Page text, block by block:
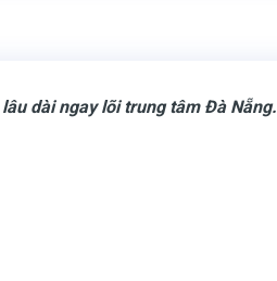
dài ngay lõi trung tâm Đà Nẵng.